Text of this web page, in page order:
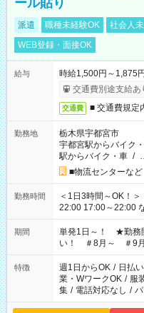
ール貼り
派遣 職種未経験OK 社会人
WEB登録・面接OK
給与
時給1,500円～1,875円
交通費別途支給あ
交通費 ■ 交通費規定
勤務地
栃木県宇都宮市
宇都宮駅からバイク
駅からバイク・車 /
■物流センターな
勤務時間
＜1日3時間～OK！＞ ▼ 例えば… ▼ 15:00～18:00 15:00～
22:00 17:00～22:00 など こちら以外の時間もお気軽に
ださい！
期間
単発1日～！ ★勤務
い！ ＃8月～ ＃9
特徴 週1日からOK / 日払
業・WワークOK / 服
集 / 電話対応なし /